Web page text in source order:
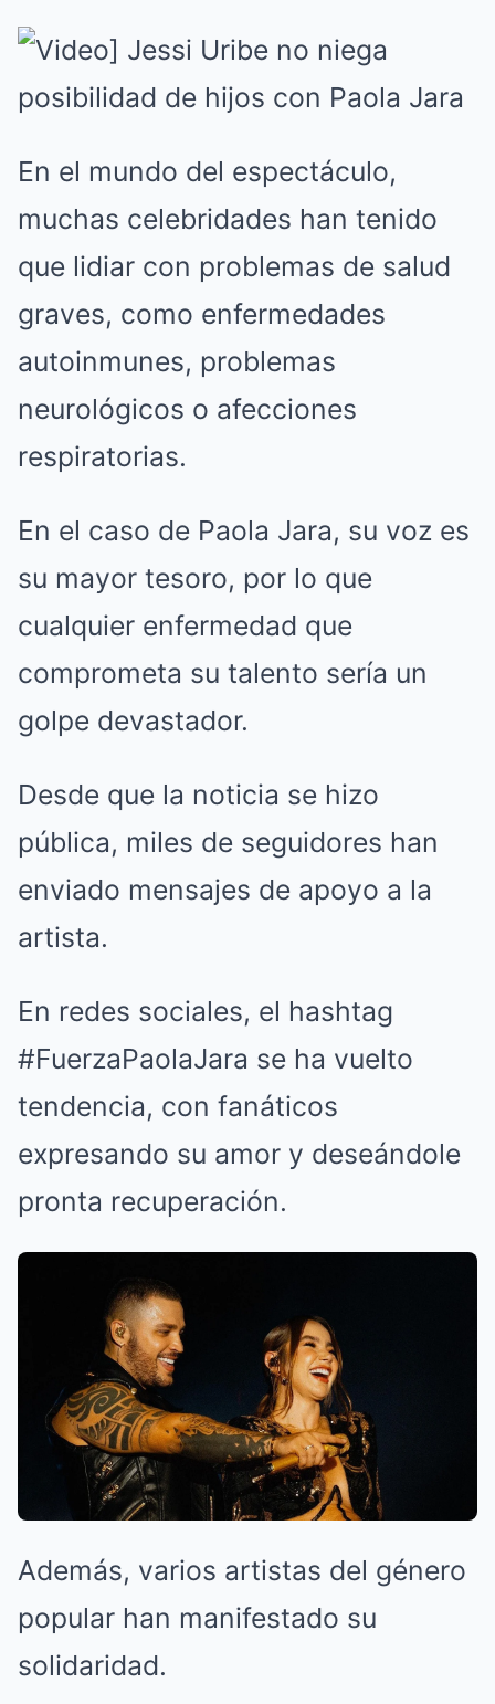
En el mundo del espectáculo,
muchas celebridades han tenido
que lidiar con problemas de salud
graves, como enfermedades
autoinmunes, problemas
neurológicos o afecciones
respiratorias.
En el caso de Paola Jara, su voz es
su mayor tesoro, por lo que
cualquier enfermedad que
comprometa su talento sería un
golpe devastador.
Desde que la noticia se hizo
pública, miles de seguidores han
enviado mensajes de apoyo a la
artista.
En redes sociales, el hashtag
#FuerzaPaolaJara se ha vuelto
tendencia, con fanáticos
expresando su amor y deseándole
pronta recuperación.
Además, varios artistas del género
popular han manifestado su
solidaridad.